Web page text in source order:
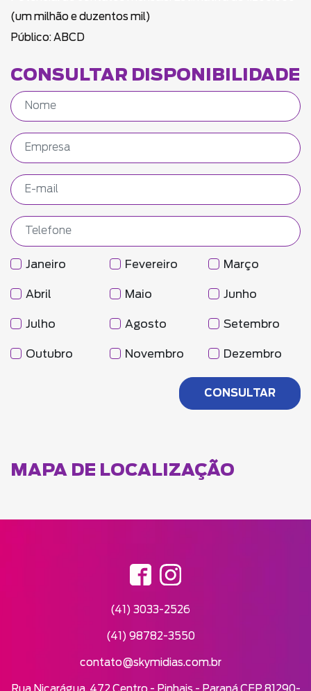
(um milhão e duzentos mil)
Público: ABCD
CONSULTAR DISPONIBILIDADE
Janeiro Fevereiro Março
Abril Maio Junho
Julho Agosto Setembro
Outubro Novembro Dezembro
MAPA DE LOCALIZAÇÃO
(41) 3033-2526
(41) 98782-3550
contato@skymidias.com.br
Rua Nicarágua, 472 Centro - Pinhais - Paraná CEP 81290-